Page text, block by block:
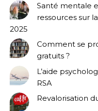
Santé mentale
ressources sur
2025
Comment se
gratuits ?
L’aide
RSA
Revalorisation